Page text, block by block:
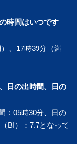
時間はいつです
、17時39分（満
日の出時間、日の
：05時30分、日の
BI）：7.7となって